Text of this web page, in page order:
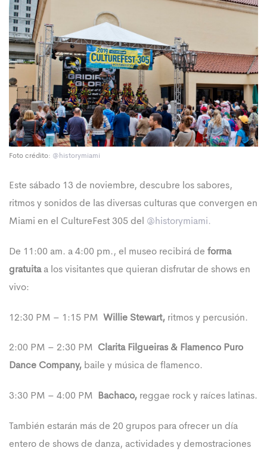
Foto crédito: @historymiami
Este sábado 13 de noviembre, descubre los sabores,
ritmos y sonidos de las diversas culturas que convergen en
Miami en el CultureFest 305 del @historymiami.
De 11:00 am. a 4:00 pm., el museo recibirá de forma
gratuitaa los visitantes que quieran disfrutar de shows en
vivo:
12:30 PM – 1:15 PM Willie Stewart, ritmos y percusión.
2:00 PM – 2:30 PM Clarita Filgueiras & Flamenco Puro
Dance Company, baile y música de flamenco.
3:30 PM – 4:00 PM Bachaco, reggae rock y raíces latinas.
También estarán más de 20 grupos para ofrecer un día
entero de shows de danza, actividades y demostraciones